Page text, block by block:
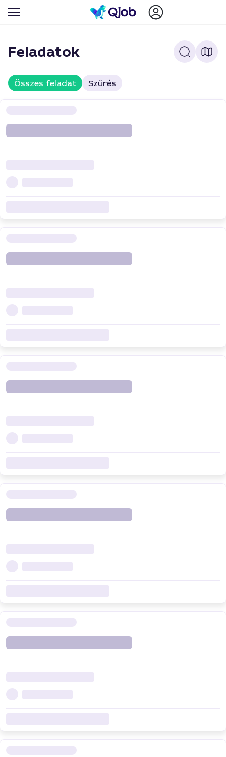
Feladatok
Összes feladat Szűrés